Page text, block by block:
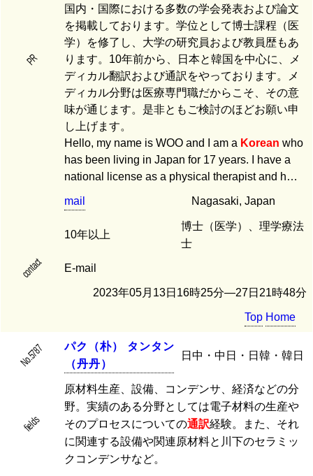
PR
国内・国際における多数の学会発表および論文
を掲載しております。学位として博士課程（医
学）を修了し、大学の研究員および教員歴もあ
ります。10年前から、日本と韓国を中心に、メ
ディカル翻訳および通訳をやっております。メ
ディカル分野は医療専門職だからこそ、その意
味が通じます。是非ともご検討のほどお願い申
し上げます。
Hello, my name is WOO and I am a Korean who
has been living in Japan for 17 years. I have a
national license as a physical therapist and h…
mail Nagasaki, Japan
10年以上
博士（医学）、理学療法
士
contact E-mail
2023年05月13日16時25分―27日21時48分
Top Home
No.5787 パク （朴） タ ンタ ン
（丹丹）
日中・中日・日韓・韓日
fields
原材料生産、設備、コンデンサ、経済などの分
野。実績のある分野としては電子材料の生産や
そのプロセスについての通訳経験。また、それ
に関連する設備や関連原材料と川下のセラミッ
クコンデンサなど。